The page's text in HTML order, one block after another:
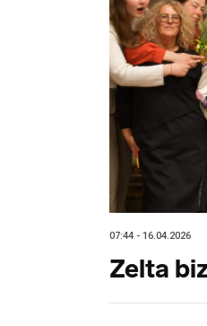
07:44 - 16.04.2026
Zelta